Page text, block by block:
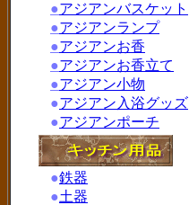
●アジアンバスケット
●アジアンランプ
●アジアンお香
●アジアンお香立て
●アジアン小物
●アジアン入浴グッズ
●アジアンポーチ
●鉄器
●土器